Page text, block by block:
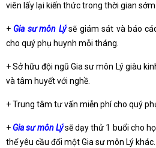
viên lấy lại kiến thức trong thời gian
+ Gia sư môn Lýsẽ giám sát và báo
cho quý phụ huynh mỗi tháng.
+ Sở hữu đội ngũ Gia sư môn Lý giàu
và tâm huyết với nghề.
+ Trung tâm tư vấn miễn phí cho quý
+ Gia sư môn Lýsẽ dạy thử 1 buổi cho
thể yêu cầu đổi một Gia sư môn Lý khác.